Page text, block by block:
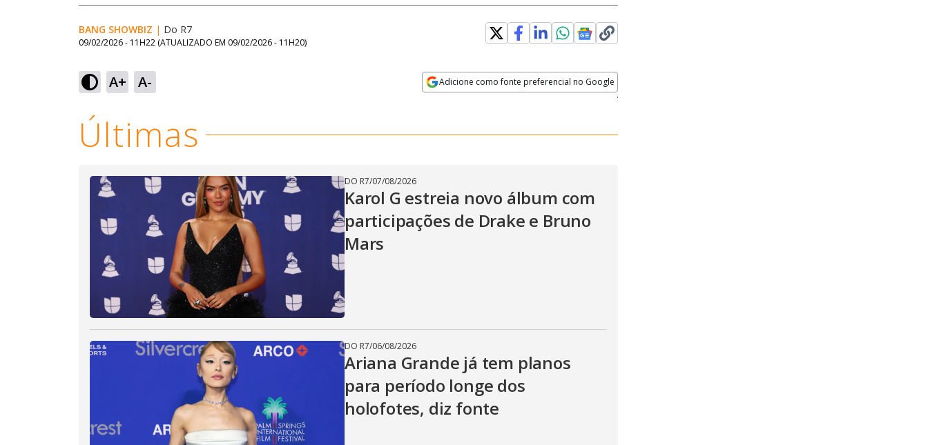
BANG SHOWBIZ | Do R7
09/02/2026 - 11H22 (ATUALIZADO EM 09/02/2026 - 11H20)
A+ A- Adicione como fonte preferencial no Google
Ativar
Som
Velocidade
Últimas
DO R7/07/08/2026
Karol G estreia novo álbum com
participações de Drake e Bruno
Mars
DO R7/06/08/2026
Ariana Grande já tem planos
para período longe dos
holofotes, diz fonte